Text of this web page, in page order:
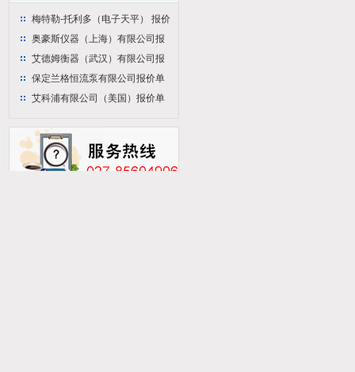
梅特勒-托利多（电子天平） 报价
单
奥豪斯仪器（上海）有限公司报
价单
艾德姆衡器（武汉）有限公司报
价单
保定兰格恒流泵有限公司报价单
艾科浦有限公司（美国）报价单